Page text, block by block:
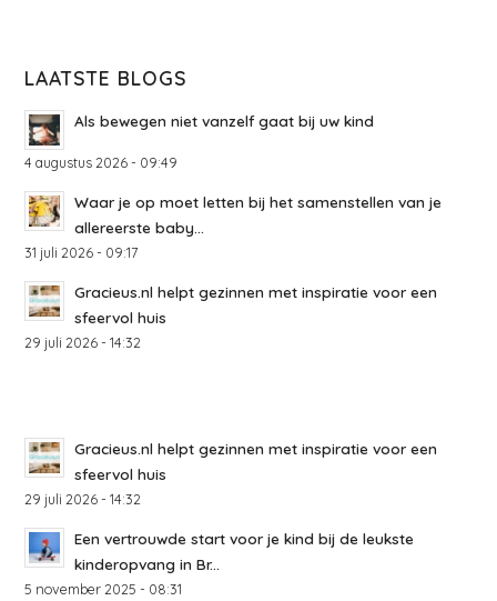
LAATSTE BLOGS
Als bewegen niet vanzelf gaat bij uw kind
4 augustus 2026 - 09:49
Waar je op moet letten bij het samenstellen van je
allereerste baby...
31 juli 2026 - 09:17
Gracieus.nl helpt gezinnen met inspiratie voor een
sfeervol huis
29 juli 2026 - 14:32
Gracieus.nl helpt gezinnen met inspiratie voor een
sfeervol huis
29 juli 2026 - 14:32
Een vertrouwde start voor je kind bij de leukste
kinderopvang in Br...
5 november 2025 - 08:31